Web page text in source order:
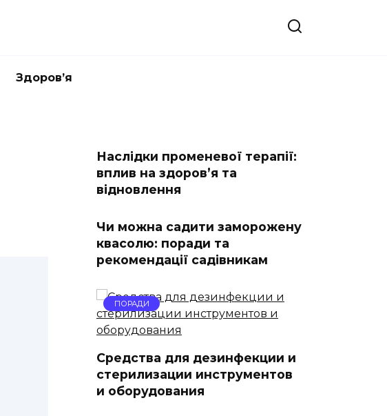
Здоров’я
Наслідки променевої терапії:
вплив на здоров’я та
відновлення
Чи можна садити заморожену
квасолю: поради та
рекомендації садівникам
ПОРАДИ
Средства для дезинфекции и
стерилизации инструментов
и оборудования